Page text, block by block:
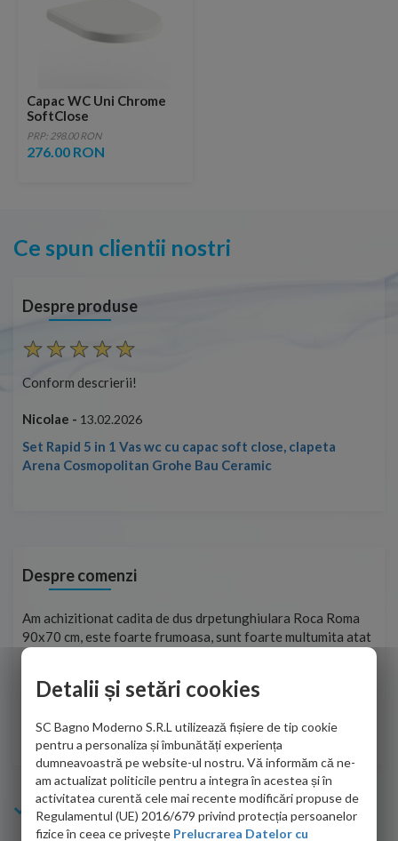
Capac WC Uni Chrome
SoftClose
PRP: 298.00 RON
276.00 RON
Ce spun clientii nostri
Despre produse
Conform descrierii!
Nicolae - 13.02.2026
Set Rapid 5 in 1 Vas wc cu capac soft close, clapeta
Arena Cosmopolitan Grohe Bau Ceramic
Despre comenzi
Am achizitionat cadita de dus drpetunghiulara Roca Roma
90x70 cm, este foarte frumoasa, sunt foarte multumita atat
de personalul firmei dvs. cu care am colaborat in obtinerea
adus coletul in siguranta.Numai bine, va doresc!
Sofrone Viviana -28.07.2026
Info Bagno
Detalii și setări cookies
SC Bagno Moderno S.R.L utilizează fișiere de tip cookie
pentru a personaliza și îmbunătăți experiența
dumneavoastră pe website-ul nostru. Vă informăm că ne-
am actualizat politicile pentru a integra în acestea și în
activitatea curentă cele mai recente modificări propuse de
Regulamentul (UE) 2016/679 privind protecția persoanelor
fizice în ceea ce privește Prelucrarea Datelor cu